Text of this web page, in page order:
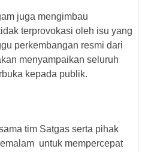
juga mengimbau
terprovokasi oleh isu yang
perkembangan resmi dari
menyampaikan seluruh
kepada publik.
tim Satgas serta pihak
untuk mempercepat